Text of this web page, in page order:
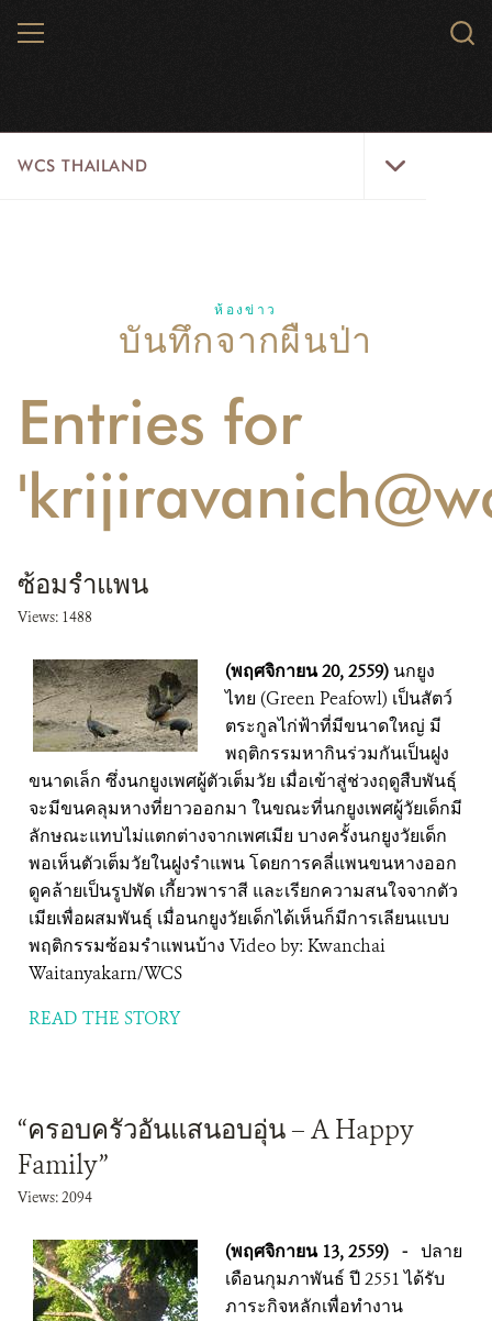
MENU
WCS THAILAND
ความคิดริเริ่ม
สมัครงาน
เกี่ยวกับเรา
ห้องข่าว
บันทึกจากผืนป่า
Entries for
ซ้อมรำแพน
Views: 1488
(พฤศจิกายน 20, 2559) นกยูง
ไทย (Green Peafowl) เป็นสัตว์
ตระกูลไก่ฟ้าที่มีขนาดใหญ่ มี
พฤติกรรมหากินร่วมกันเป็นฝูง
ขนาดเล็ก ซึ่งนกยูงเพศผู้ตัวเต็มวัย เมื่อเข้าสู่ช่วงฤดูสืบพันธุ์
จะมีขนคลุมหางที่ยาวออกมา ในขณะที่นกยูงเพศผู้วัยเด็กมี
ลักษณะแทบไม่แตกต่างจากเพศเมีย บางครั้งนกยูงวัยเด็ก
พอเห็นตัวเต็มวัยในฝูงรำแพน โดยการคลี่แพนขนหางออก
ดูคล้ายเป็นรูปพัด เกี้ยวพาราสี และเรียกความสนใจจากตัว
เมียเพื่อผสมพันธุ์ เมื่อนกยูงวัยเด็กได้เห็นก็มีการเลียนแบบ
พฤติกรรมซ้อมรำแพนบ้าง Video by: Kwanchai
Waitanyakarn/WCS
READ THE STORY
“ครอบครัวอันแสนอบอุ่น – A Happy
Family”
Views: 2094
(พฤศจิกายน 13, 2559) - ปลาย
เดือนกุมภาพันธ์ ปี 2551 ได้รับ
ภาระกิจหลักเพื่อทำงาน